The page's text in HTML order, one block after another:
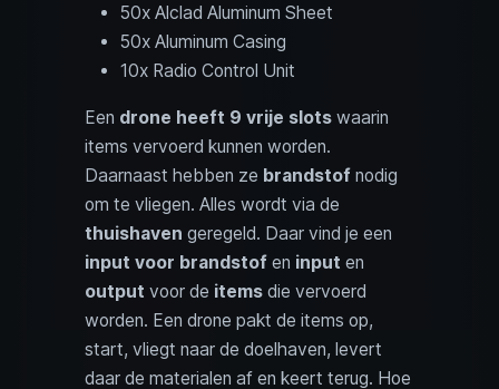
50x Alclad Aluminum Sheet
50x Aluminum Casing
10x Radio Control Unit
Een drone heeft 9 vrije slots waarin
items vervoerd kunnen worden.
Daarnaast hebben ze brandstof nodig
om te vliegen. Alles wordt via de
thuishaven geregeld. Daar vind je een
input voor brandstof en input en
output voor de items die vervoerd
worden. Een drone pakt de items op,
start, vliegt naar de doelhaven, levert
daar de materialen af en keert terug. Hoe